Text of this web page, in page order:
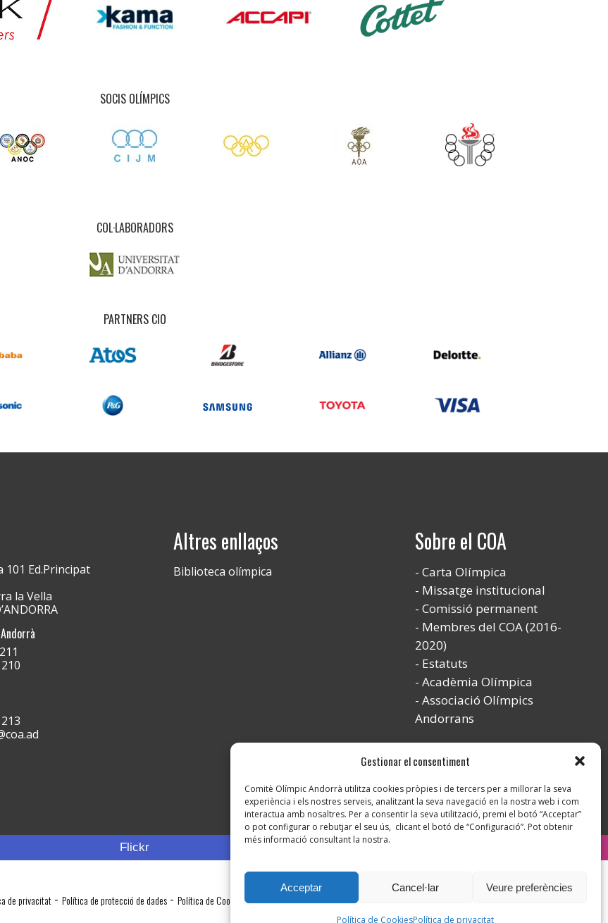
Gestionar el consentiment
Comitè Olímpic Andorrà utilitza cookies pròpies i de tercers per a millorar la seva
experiència i els nostres serveis, analitzant la seva navegació en la nostra web i com
interactua amb nosaltres. Per a consentir la seva utilització, premi el botó “Acceptar”
o pot configurar o rebutjar el seu ús, clicant el botó de “Configuració”. Pot obtenir
més informació consultant la nostra.
Acceptar Cancel·lar Veure preferències
Política de CookiesPolítica de privacitat
SOCIS OLÍMPICS
COL·LABORADORS
PARTNERS CIO
101 Ed.Principat
la Vella
Altres enllaços
Biblioteca olímpica
Sobre el COA
Carta Olímpica
Missatge institucional
Comissió permanent
Membres del COA (2016-
2020)
Estatuts
Acadèmia Olímpica
Associació Olímpics
Andorrans
Flickr
de privacitat - Política de protecció de dades - Política de Cookies